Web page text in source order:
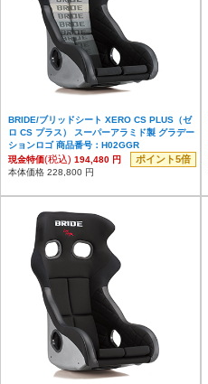
BRIDE/ブリッドシート XERO CS PLUS（ゼ
ロ CS プラス） スーパーアラミド製 グラデー
ションロゴ 商品番号：H02GGR
現金特価(税込) 194,480 円 ポイント5倍
本体価格 228,800 円